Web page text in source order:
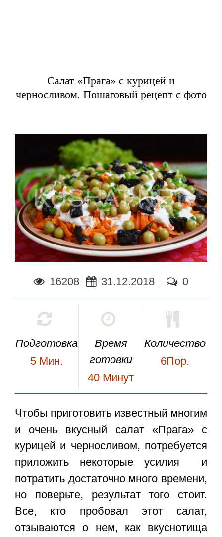
Салат «Прага» с курицей и
черносливом. Пошаговый рецепт с фото
16208 31.12.2018 0
Подготовка
5 Мин.
Время
готовки
40 Минут
Количество
6Пор.
Чтобы приготовить известный многим
и очень вкусный салат «Прага» с
курицей и черносливом, потребуется
приложить некоторые усилия и
потратить достаточно много времени,
но поверьте, результат того стоит.
Все, кто пробовал этот салат,
отзываются о нем, как вкуснотища